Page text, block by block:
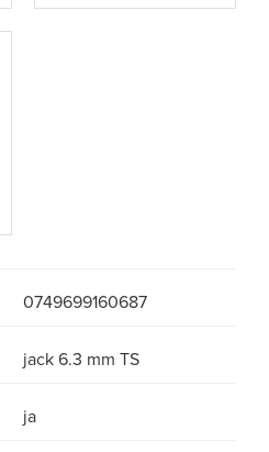
0749699160687
jack 6.3 mm TS
ja